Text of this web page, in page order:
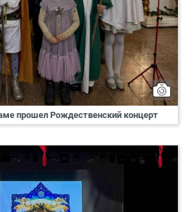
прошел Рождественский концерт